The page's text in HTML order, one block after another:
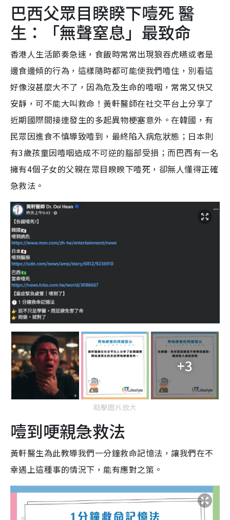
巴西父眾目睽睽下噎死 醫
生：「無聲窒息」最致命
香港人生活節奏急速，食飯時常常出現狼吞虎嚥或者是
邊食邊傾的行為，這樣隨時都可能使我們噎住，別看這
好像沒甚麼大不了，因為危及生命的噎咽，常常又快又
安靜，可不能大叫救命！黃軒醫師在社交平台上分享了
近期國際間接連發生的多起異物梗塞意外。在韓國，有
民眾因進食不慎導致噎到，最終陷入病危狀態；日本則
有3歲孩童因噎咽造成不可逆的腦部受損；而巴西有一名
擁有4個子女的父親在眾目睽睽下噎死，卻無人懂得正確
急救法。
+3
點擊圖片放大
噎到哽親急救法
黃軒醫生為此教導我們一分鐘救命記憶法，讓我們在不
幸遇上這種事的情況下，能有應對之策。